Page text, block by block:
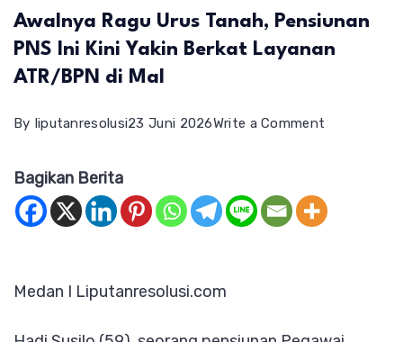
Awalnya Ragu Urus Tanah, Pensiunan
PNS Ini Kini Yakin Berkat Layanan
ATR/BPN di Mal
By liputanresolusi23 Juni 2026Write a Comment
Urus
Bagikan Berita
Medan I Liputanresolusi.com